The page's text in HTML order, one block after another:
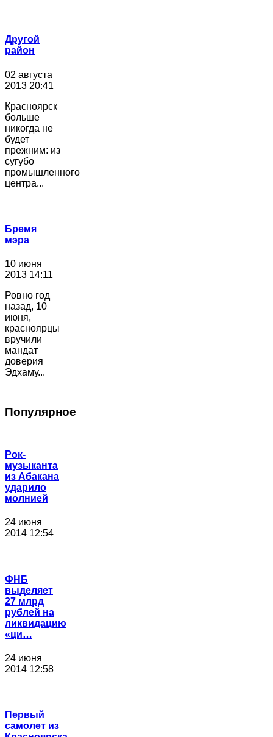
Другой
район
02 августа
2013 20:41
Красноярск
больше
никогда не
будет
прежним: из
сугубо
промышленного
центра...
Бремя
мэра
10 июня
2013 14:11
Ровно год
назад, 10
июня,
красноярцы
вручили
мандат
доверия
Эдхаму...
Популярное
Рок-
музыканта
из Абакана
ударило
молнией
24 июня
2014 12:54
ФНБ
выделяет
27 млрд
рублей на
ликвидацию
«ци…
24 июня
2014 12:58
Первый
самолет из